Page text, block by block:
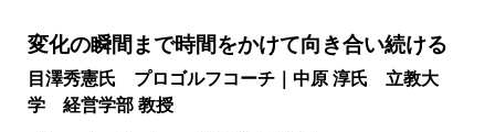
変化の瞬間まで時間をかけて向き合い続ける
目澤秀憲氏 プロゴルフコーチ｜中原 淳氏 立教大
学 経営学部 教授